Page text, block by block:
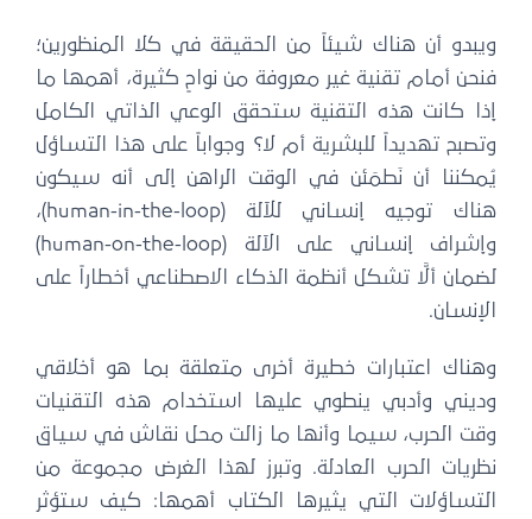
ويبدو أن هناك شيئاً من الحقيقة في كلا المنظورين؛
فنحن أمام تقنية غير معروفة من نواحٍ كثيرة، أهمها ما
إذا كانت هذه التقنية ستحقق الوعي الذاتي الكامل
وتصبح تهديداً للبشرية أم لا؟ وجواباً على هذا التساؤل
يُمكننا أن نَطمَئن في الوقت الراهن إلى أنه سيكون
هناك توجيه إنساني للآلة (human-in-the-loop)،
وإشراف إنساني على الآلة (human-on-the-loop)
لضمان ألَّا تشكل أنظمة الذكاء الاصطناعي أخطاراً على
الإنسان.
وهناك اعتبارات خطيرة أخرى متعلقة بما هو أخلاقي
وديني وأدبي ينطوي عليها استخدام هذه التقنيات
وقت الحرب، سيما وأنها ما زالت محل نقاش في سياق
نظريات الحرب العادلة. وتبرز لهذا الغرض مجموعة من
التساؤلات التي يثيرها الكتاب أهمها: كيف ستؤثر